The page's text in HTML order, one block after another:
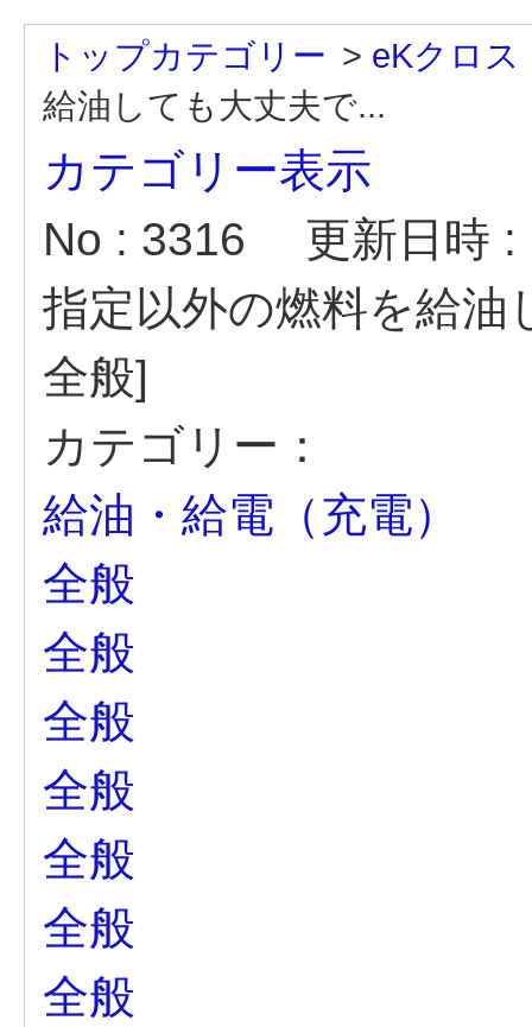
トップカテゴリー > eKクロス
給油しても大丈夫で...
カテゴリー表示
No : 3316
更新日時
指定以外の燃料を給油
全般]
カテゴリー：
給油・給電（充電）
全般
全般
全般
全般
全般
全般
全般